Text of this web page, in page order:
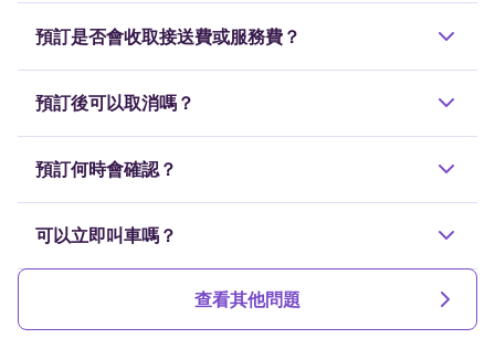
預訂是否會收取接送費或服務費？
支付接送費或預約費。
預訂後可以取消嗎？
消。之後取消將收取規定的取消費用。
預訂何時會確認？
可以立即叫車嗎？
查看其他問題